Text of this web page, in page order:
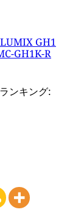
GH1
GH1K-R
ンキング: